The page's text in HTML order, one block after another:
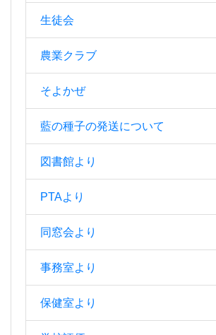
生徒会
農業クラブ
そよかぜ
藍の種子の発送について
図書館より
PTAより
同窓会より
事務室より
保健室より